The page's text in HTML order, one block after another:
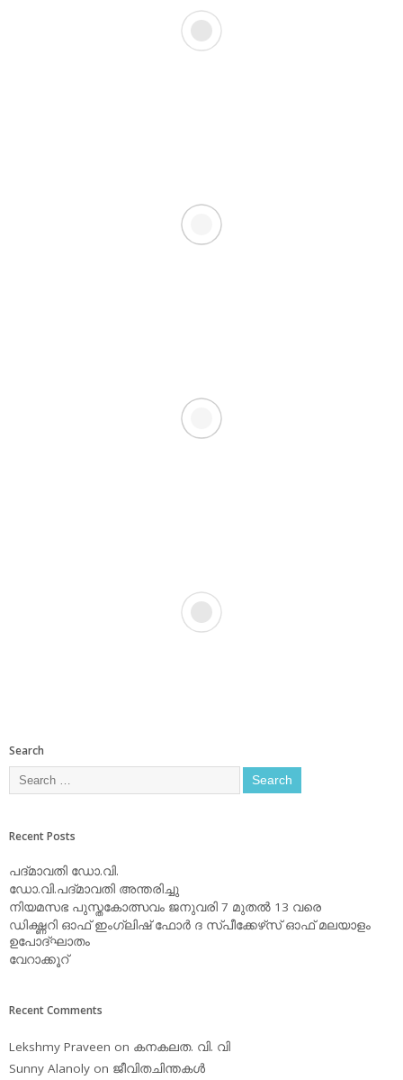
Search
Recent Posts
പദ്മാവതി ഡോ.വി.
ഡോ.വി.പദ്മാവതി അന്തരിച്ചു
നിയമസഭ പുസ്തകോത്സവം ജനുവരി 7 മുതല്‍ 13 വരെ
ഡിക്ഷ്ണറി ഓഫ് ഇംഗ്ലിഷ് ഫോര്‍ ദ സ്പീക്കേഴ്‌സ് ഓഫ് മലയാളം
ഉപോദ്ഘാതം
വേറാക്കൂറ്
Recent Comments
Lekshmy Praveen on കനകലത. വി. വി
Sunny Alanoly on ജീവിതചിന്തകള്‍